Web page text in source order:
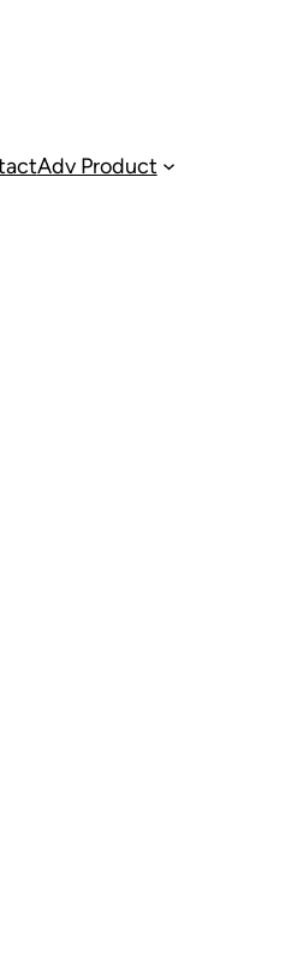
Adv Product